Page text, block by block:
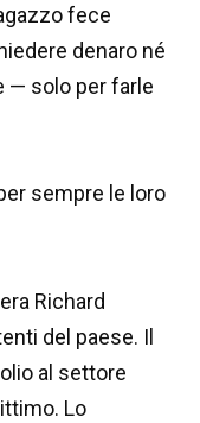
fece
denaro né
— solo per farle
sempre le loro
Richard
del paese. Il
al settore
Lo